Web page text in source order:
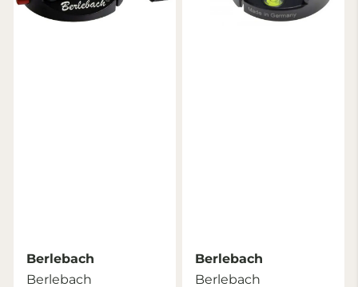
Berlebach
Berlebach
Berlebach
Berlebach